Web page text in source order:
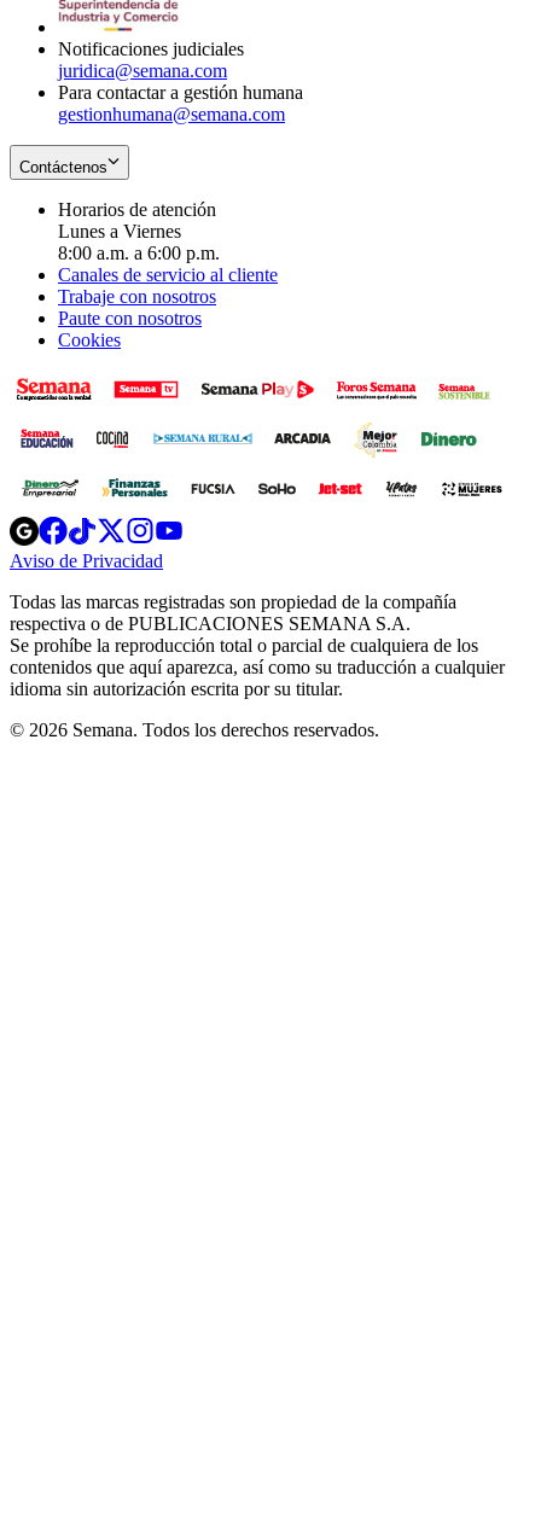
Notificaciones judiciales
juridica@semana.com
Para contactar a gestión humana
gestionhumana@semana.com
Contáctenos
Horarios de atención
Lunes a Viernes
8:00 a.m. a 6:00 p.m.
Canales de servicio al cliente
Trabaje con nosotros
Paute con nosotros
Cookies
Opens
in
new
Opens
in
new
Opens
in
new
window
Opens
new
windowwindow
Aviso de Privacidad
new
window
Todas las marcas registradas son propiedad de la compañía
respectiva o de PUBLICACIONES SEMANA S.A.
Se prohíbe la reproducción total o parcial de cualquiera de los
contenidos que aquí aparezca, así como su traducción a cualquier
idioma sin autorización escrita por su titular.
© 2026 Semana. Todos los derechos reservados.